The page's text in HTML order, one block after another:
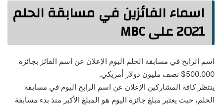
اسماء الفائزين في مسابقة الحلم
2021 على MBC
اسم الرابح في مسابقة الحلم اليوم الإعلان عن اسم الفائز بجائزة
500.000$ نصف مليون دولار أمريكي.
ينتظر كافة المشاركين الإعلان عن اسم الرابح اليوم في مسابقة
الحلم، حيث يعتبر مبلغ جائزة اليوم هو المبلغ الأكبر منذ بدء مسابقة